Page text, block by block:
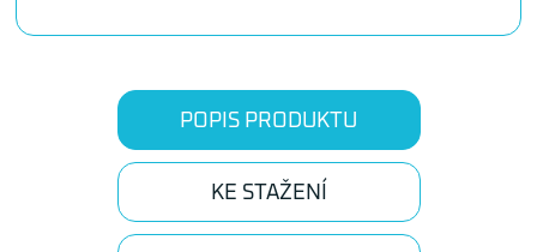
POPIS PRODUKTU
KE STAŽENÍ